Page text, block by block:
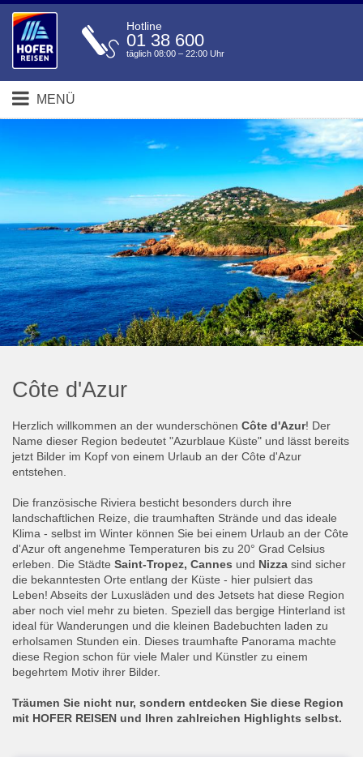
Hotline
01 38 600
täglich 08:00 – 22:00 Uhr
MENÜ
Côte d'Azur
Herzlich willkommen an der wunderschönen Côte d'Azur! Der
Name dieser Region bedeutet "Azurblaue Küste" und lässt bereits
jetzt Bilder im Kopf von einem Urlaub an der Côte d'Azur
entstehen.
Die französische Riviera besticht besonders durch ihre
landschaftlichen Reize, die traumhaften Strände und das ideale
Klima - selbst im Winter können Sie bei einem Urlaub an der Côte
d'Azur oft angenehme Temperaturen bis zu 20° Grad Celsius
erleben. Die Städte Saint-Tropez, Cannes und Nizza sind sicher
die bekanntesten Orte entlang der Küste - hier pulsiert das
Leben! Abseits der Luxusläden und des Jetsets hat diese Region
aber noch viel mehr zu bieten. Speziell das bergige Hinterland ist
ideal für Wanderungen und die kleinen Badebuchten laden zu
erholsamen Stunden ein. Dieses traumhafte Panorama machte
diese Region schon für viele Maler und Künstler zu einem
begehrtem Motiv ihrer Bilder.
Träumen Sie nicht nur, sondern entdecken Sie diese Region
mit HOFER REISEN und Ihren zahlreichen Highlights selbst.